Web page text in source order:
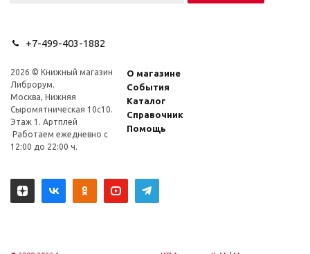
+7-499-403-1882
2026 © Книжный магазин
Либрорум.
Москва, Нижняя
Сыромятническая 10с10.
Этаж 1. Артплей
Работаем ежедневно с
12:00 до 22:00 ч.
О магазине
События
Каталог
Справочник
Помощь